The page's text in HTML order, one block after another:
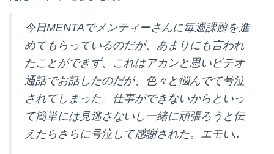
今日MENTAでメンティーさんに毎週課題を進
めてもらっているのだが、あまりにも言われ
たことができず、これはアカンと思いビデオ
通話でお話したのだが、色々と悩んでて号泣
されてしまった。仕事ができないからといっ
て簡単には見逃さないし一緒に頑張ろうと伝
えたらさらに号泣して感謝された。エモい..